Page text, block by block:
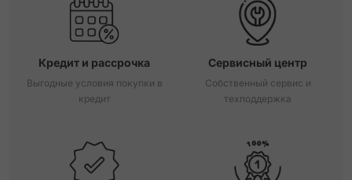
Кредит и рассрочка
Выгодные условия покупки в
кредит
Сервисный центр
Собственный сервис и
техподдержка